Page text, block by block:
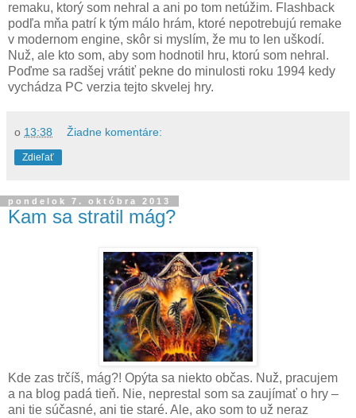
remaku, ktorý som nehral a ani po tom netúžim. Flashback
podľa mňa patrí k tým málo hrám, ktoré nepotrebujú remake
v modernom engine, skôr si myslím, že mu to len uškodí.
Nuž, ale kto som, aby som hodnotil hru, ktorú som nehral.
Poďme sa radšej vrátiť pekne do minulosti roku 1994 kedy
vychádza PC verzia tejto skvelej hry.
o 13:38 Žiadne komentáre:
Zdieľať
pondelok 7. októbra 2013
Kam sa stratil mág?
Kde zas trčíš, mág?! Opýta sa niekto občas. Nuž, pracujem
a na blog padá tieň. Nie, neprestal som sa zaujímať o hry –
ani tie súčasné, ani tie staré. Ale, ako som to už neraz